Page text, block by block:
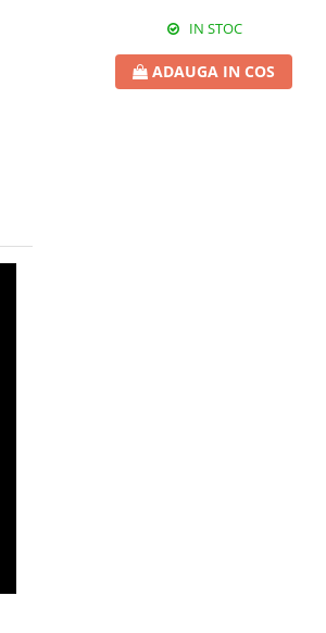
IN STOC
ADAUGA IN COS